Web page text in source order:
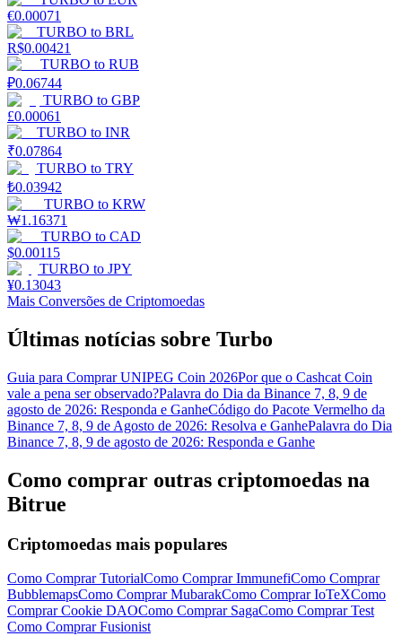
€0.00071
TURBO to BRL
R$0.00421
TURBO to RUB
₽0.06744
TURBO to GBP
£0.00061
TURBO to INR
₹0.07864
TURBO to TRY
₺0.03942
TURBO to KRW
₩1.16371
TURBO to CAD
$0.00115
TURBO to JPY
¥0.13043
Mais Conversões de Criptomoedas
Últimas notícias sobre Turbo
Guia para Comprar UNIPEG Coin 2026Por que o Cashcat Coin
vale a pena ser observado?Palavra do Dia da Binance 7, 8, 9 de
agosto de 2026: Responda e GanheCódigo do Pacote Vermelho da
Binance 7, 8, 9 de Agosto de 2026: Resolva e GanhePalavra do Dia
Binance 7, 8, 9 de agosto de 2026: Responda e Ganhe
Como comprar outras criptomoedas na
Bitrue
Criptomoedas mais populares
Como Comprar TutorialComo Comprar ImmunefiComo Comprar
BubblemapsComo Comprar MubarakComo Comprar IoTeXComo
Comprar Cookie DAOComo Comprar SagaComo Comprar Test
Como Comprar Fusionist